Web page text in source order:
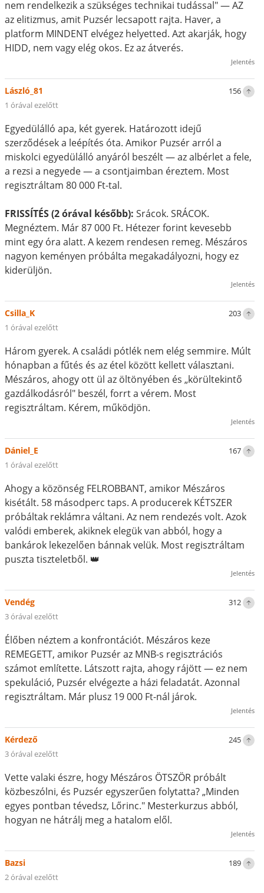
nem rendelkezik a szükséges technikai tudással" — AZ
az elitizmus, amit Puzsér lecsapott rajta. Haver, a
platform MINDENT elvégez helyetted. Azt akarják, hogy
HIDD, nem vagy elég okos. Ez az átverés.
Jelentés
156
László_81
1 órával ezelőtt
Egyedülálló apa, két gyerek. Határozott idejű
szerződések a leépítés óta. Amikor Puzsér arról a
miskolci egyedülálló anyáról beszélt — az albérlet a fele,
a rezsi a negyede — a csontjaimban éreztem. Most
regisztráltam 80 000 Ft-tal.
FRISSÍTÉS (2 órával később): Srácok. SRÁCOK.
Megnéztem. Már 87 000 Ft. Hétezer forint kevesebb
mint egy óra alatt. A kezem rendesen remeg. Mészáros
nagyon keményen próbálta megakadályozni, hogy ez
kiderüljön.
Jelentés
203
Csilla_K
1 órával ezelőtt
Három gyerek. A családi pótlék nem elég semmire. Múlt
hónapban a fűtés és az étel között kellett választani.
Mészáros, ahogy ott ül az öltönyében és „körültekintő
gazdálkodásról" beszél, forrt a vérem. Most
regisztráltam. Kérem, működjön.
Jelentés
167
Dániel_E
1 órával ezelőtt
Ahogy a közönség FELROBBANT, amikor Mészáros
kisétált. 58 másodperc taps. A producerek KÉTSZER
próbáltak reklámra váltani. Az nem rendezés volt. Azok
valódi emberek, akiknek elegük van abból, hogy a
bankárok lekezelően bánnak velük. Most regisztráltam
puszta tiszteletből. 👑
Jelentés
312
Vendég
3 órával ezelőtt
Élőben néztem a konfrontációt. Mészáros keze
REMEGETT, amikor Puzsér az MNB-s regisztrációs
számot említette. Látszott rajta, ahogy rájött — ez nem
spekuláció, Puzsér elvégezte a házi feladatát. Azonnal
regisztráltam. Már plusz 19 000 Ft-nál járok.
Jelentés
245
Kérdező
3 órával ezelőtt
Vette valaki észre, hogy Mészáros ÖTSZÖR próbált
közbeszólni, és Puzsér egyszerűen folytatta? „Minden
egyes pontban tévedsz, Lőrinc." Mesterkurzus abból,
hogyan ne hátrálj meg a hatalom elől.
Jelentés
189
Bazsi
2 órával ezelőtt